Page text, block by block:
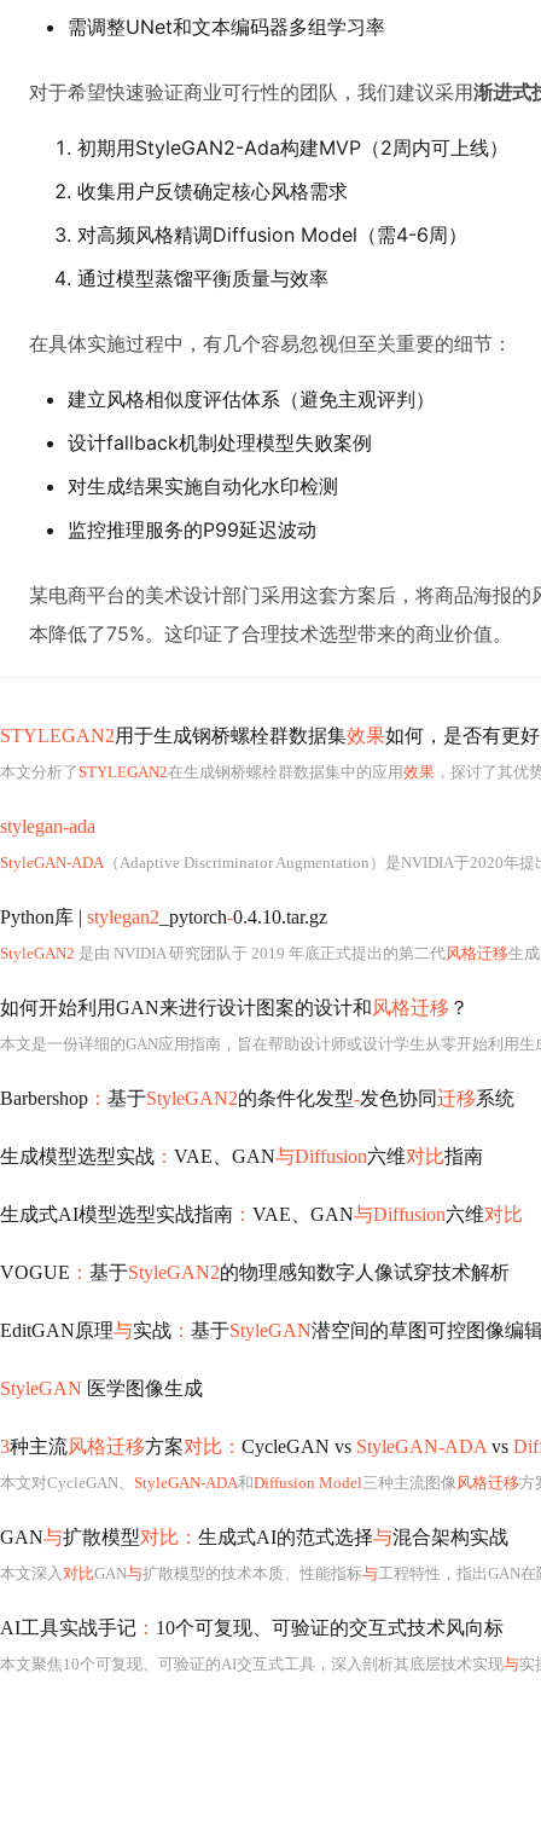
需调整UNet和文本编码器多组学习率
对于希望快速验证商业可行性的团队，我们建议采用渐进式
初期用StyleGAN2-Ada构建MVP（2周内可上线）
收集用户反馈确定核心风格需求
对高频风格精调Diffusion Model（需4-6周）
通过模型蒸馏平衡质量与效率
在具体实施过程中，有几个容易忽视但至关重要的细节：
建立风格相似度评估体系（避免主观评判）
设计fallback机制处理模型失败案例
对生成结果实施自动化水印检测
监控推理服务的P99延迟波动
某电商平台的美术设计部门采用这套方案后，将商品海报
本降低了75%。这印证了合理技术选型带来的商业价值。
STYLEGAN2用于生成钢桥螺栓群数据集效果如何，是否有更
本文分析了STYLEGAN2在生成钢桥螺栓群数据集中的应用效果 ，探讨了其优
stylegan-ada
StyleGAN-ADA （Adaptive Discriminator Augmentation）是NVIDIA于2020年提
Python库 | stylegan2 _pytorch-0.4.10.tar.gz
StyleGAN2 是由 NVIDIA 研究团队于 2019 年底正式提出的第二代风格迁移生
如何开始利用GAN来进行设计图案的设计和风格迁移 ？
Barbershop ： 基于StyleGAN2的条件化发型-发色协同迁移系统
生成模型选型实战 ： VAE、GAN与Diffusion六维对比指南
生成式AI模型选型实战指南 ： VAE、GAN与Diffusion六维对比
VOGUE ： 基于StyleGAN2的物理感知数字人像试穿技术解析
EditGAN原理与实战 ： 基于StyleGAN潜空间的草图可控图像编
StyleGAN 医学图像生成
3种主流风格迁移方案对比： CycleGAN vs StyleGAN-ADA vs
本文对CycleGAN、 StyleGAN-ADA和Diffusion Model三种主流图像风格迁移方
GAN与扩散模型对比： 生成式AI的范式选择与混合架构实战
本文深入对比GAN与扩散模型的技术本质、性能指标与工程特性，指出GAN在隐空间结构化编辑、毫秒级推理和拓扑稳定性上的不可
AI工具实战手记 ： 10个可复现、可验证的交互式技术风向标
本文聚焦10个可复现、可验证的AI交互式工具，深入剖析其底层技术实现与实操细节